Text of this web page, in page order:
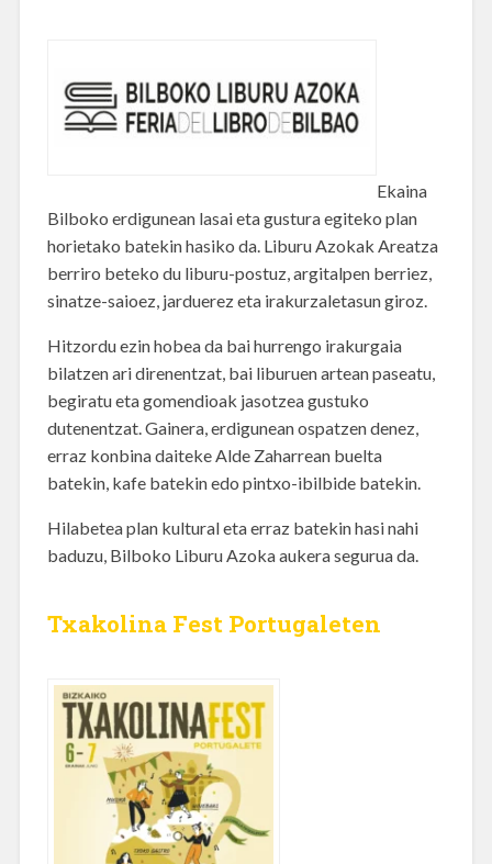
Ekaina
Bilboko erdigunean lasai eta gustura egiteko plan
horietako batekin hasiko da. Liburu Azokak Areatza
berriro beteko du liburu-postuz, argitalpen berriez,
sinatze-saioez, jarduerez eta irakurzaletasun giroz.
Hitzordu ezin hobea da bai hurrengo irakurgaia
bilatzen ari direnentzat, bai liburuen artean paseatu,
begiratu eta gomendioak jasotzea gustuko
dutenentzat. Gainera, erdigunean ospatzen denez,
erraz konbina daiteke Alde Zaharrean buelta
batekin, kafe batekin edo pintxo-ibilbide batekin.
Hilabetea plan kultural eta erraz batekin hasi nahi
baduzu, Bilboko Liburu Azoka aukera segurua da.
Txakolina Fest Portugaleten